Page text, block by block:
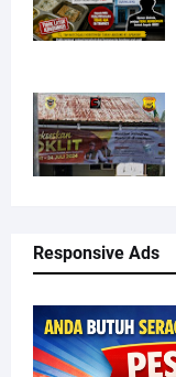
Responsive Ads